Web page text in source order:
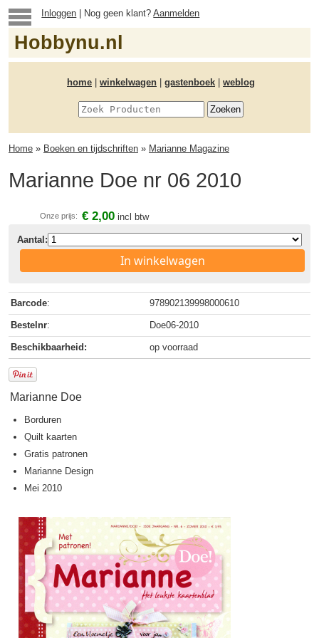
Inloggen | Nog geen klant?Aanmelden
Hobbynu.nl
home winkelwagen gastenboek weblog
Home » Boeken en tijdschriften » Marianne Magazine
Marianne Doe nr 06 2010
Onze prijs: € 2,00 incl btw
Aantal:
In winkelwagen
Barcode: 978902139998000610
Bestelnr: Doe06-2010
Beschikbaarheid: op voorraad
Marianne Doe
Borduren
Quilt kaarten
Gratis patronen
Marianne Design
Mei 2010